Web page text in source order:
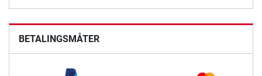
BETALINGSMÅTER